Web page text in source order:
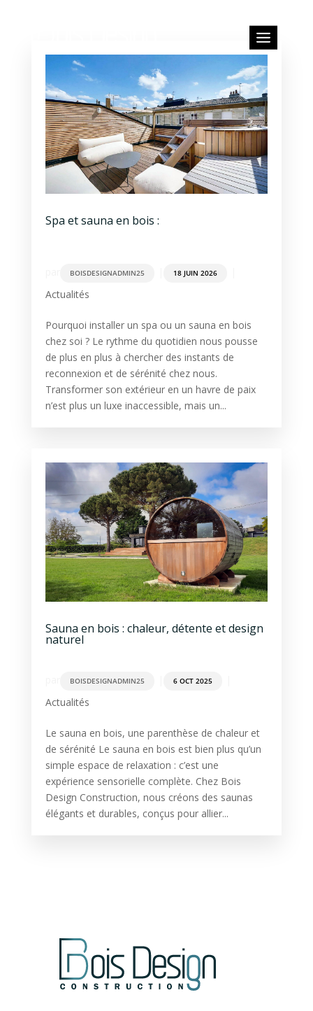
Spa et sauna en bois :
BOISDESIGNADMIN25 18 JUIN 2026
Actualités
Pourquoi installer un spa ou un sauna en bois
chez soi ? Le rythme du quotidien nous pousse
de plus en plus à chercher des instants de
reconnexion et de sérénité chez nous.
Transformer son extérieur en un havre de paix
n’est plus un luxe inaccessible, mais un...
Sauna en bois : chaleur, détente et design
naturel
BOISDESIGNADMIN25 6 OCT 2025
Actualités
Le sauna en bois, une parenthèse de chaleur et
de sérénité Le sauna en bois est bien plus qu’un
simple espace de relaxation : c’est une
expérience sensorielle complète. Chez Bois
Design Construction, nous créons des saunas
élégants et durables, conçus pour allier...